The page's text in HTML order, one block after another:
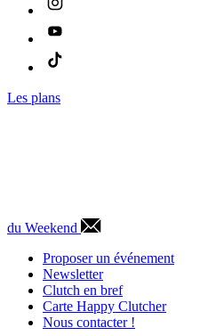
Les plans
du Weekend
Proposer un événement
Newsletter
Clutch en bref
Carte Happy Clutcher
Nous contacter !